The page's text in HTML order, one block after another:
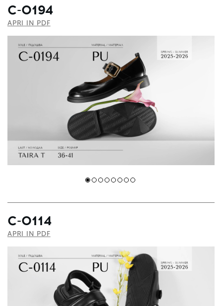
C-0194
APRI IN PDF
С-0114
APRI IN PDF